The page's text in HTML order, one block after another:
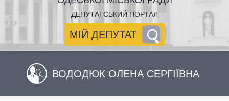
ДЕПУТАТСЬКИЙ ПОРТАЛ
МІЙ ДЕПУТАТ
ВОДОДЮК ОЛЕНА СЕРГІЇВНА